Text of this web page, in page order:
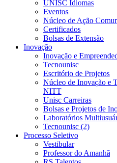
UNISC Idiomas
Eventos
Núcleo de Ação
Certificados
Bolsas de Extensão
Inovação
Inovação e
Tecnounisc
Escritório de Projetos
Núcleo de Inovação e
NITT
Unisc Carreiras
Bolsas e Projetos de
Laboratórios
Tecnounisc (2)
Processo Seletivo
Vestibular
Professor do Amanhã